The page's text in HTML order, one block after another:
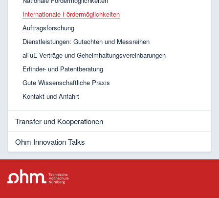
Internationale Fördermöglichkeiten
Auftragsforschung
Dienstleistungen: Gutachten und Messreihen
aFuE-Verträge und Geheimhaltungsvereinbarungen
Erfinder- und Patentberatung
Gute Wissenschaftliche Praxis
Kontakt und Anfahrt
Transfer und Kooperationen
Ohm Innovation Talks